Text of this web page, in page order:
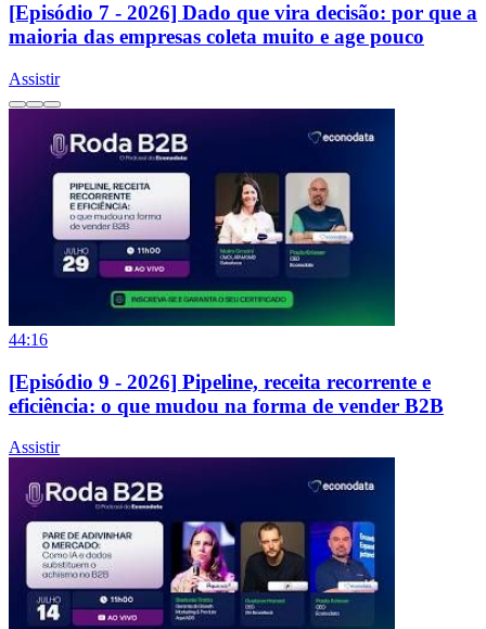
[Episódio 7 - 2026] Dado que vira decisão: por que a
maioria das empresas coleta muito e age pouco
Assistir
44:16
[Episódio 9 - 2026] Pipeline, receita recorrente e
eficiência: o que mudou na forma de vender B2B
Assistir